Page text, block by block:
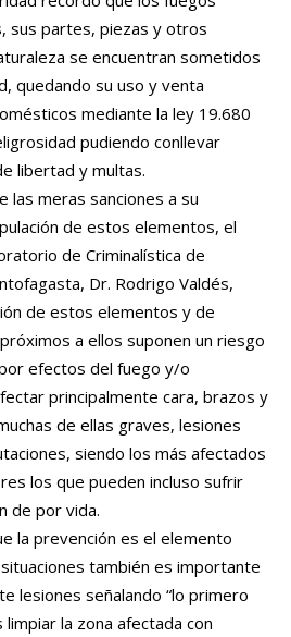
sus partes, piezas y otros
se encuentran sometidos
quedando su uso y venta
mediante la ley 19.680
pudiendo conllevar
libertad y multas.
las meras sanciones a su
de estos elementos, el
de Criminalística de
Dr. Rodrigo Valdés,
de estos elementos y de
a ellos suponen un riesgo
efectos del fuego y/o
principalmente cara, brazos y
de ellas graves, lesiones
siendo los más afectados
los que pueden incluso sufrir
de por vida.
la prevención es el elemento
también es importante
lesiones señalando “lo primero
la zona afectada con